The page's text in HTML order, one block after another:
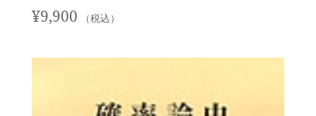
¥9,900 （税込）